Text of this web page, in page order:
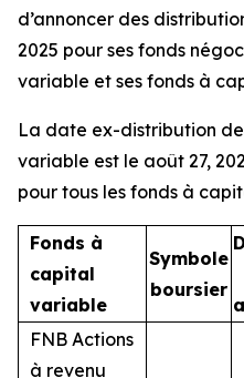
d’annoncer des
2025 pour ses fonds
variable et ses fonds à
La date ex-distribution
variable est le août 27,
pour tous les fonds à
Fonds à
capital
variable
Symbole
boursier
FNB Actions
à revenu